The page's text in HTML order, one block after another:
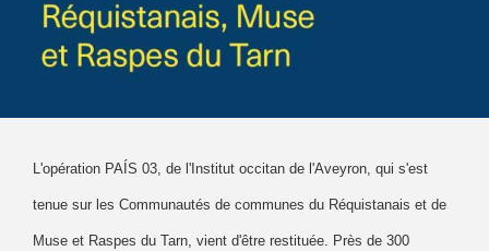
L'opération PAÍS 03, de l'Institut occitan de l'Aveyron, qui s'est
tenue sur les Communautés de communes du Réquistanais et de
Muse et Raspes du Tarn, vient d'être restituée. Près de 300